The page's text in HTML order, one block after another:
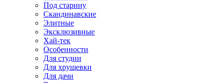
Под старину
Скандинавские
Элитные
Эксклюзивные
Хай-тек
Особенности
Для студии
Для хрущевки
Для дачи